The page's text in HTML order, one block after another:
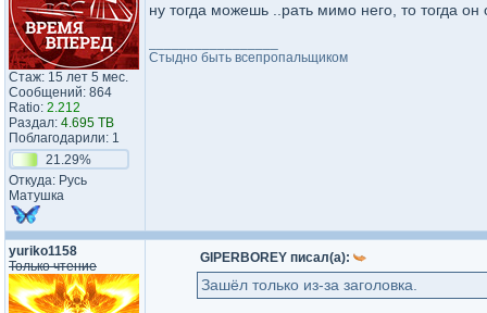
Стаж: 15 лет 5 мес.
Сообщений: 864
Ratio: 2.212
Раздал: 4.695 TB
Поблагодарили: 1
21.29%
Откуда: Русь
Матушка
ну тогда можешь ..рать мимо него, то тогда он
Стыдно быть всепропальщиком
yuriko1158
Только чтение
GIPERBOREY писал(а):
Зашёл только из-за заголовка.